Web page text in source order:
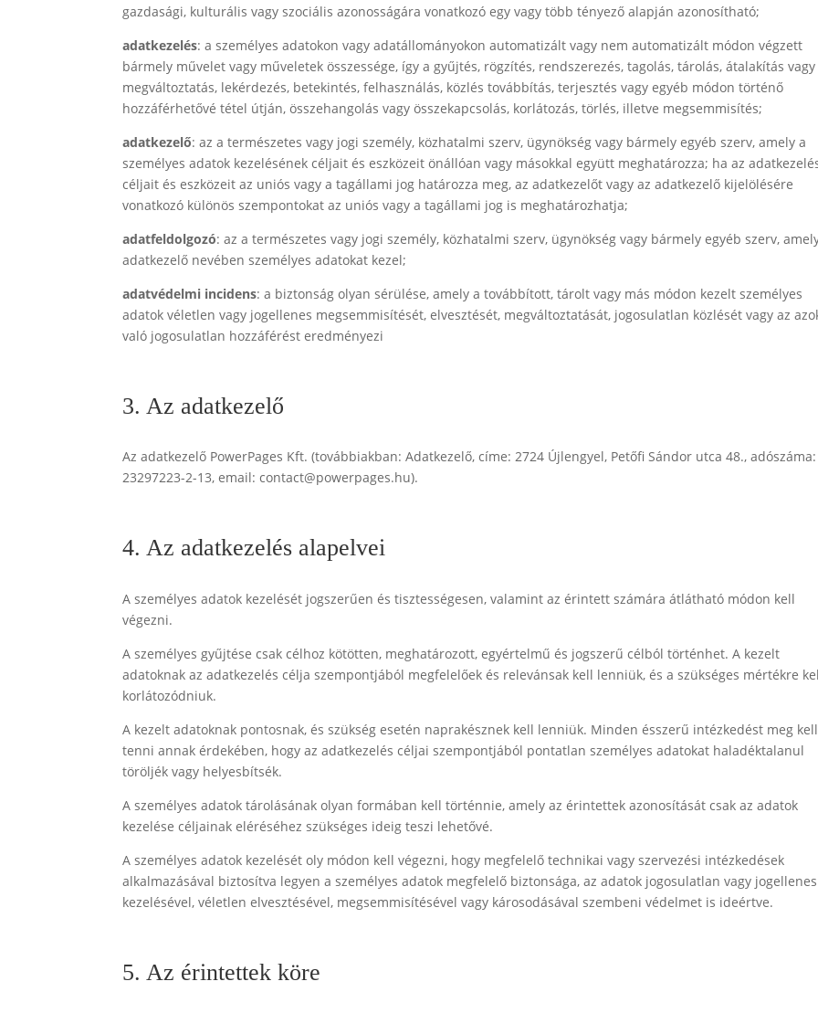
gazdasági, kulturális vagy szociális azonosságára vonatkozó egy vagy több tényező alapján azonosítható;
adatkezelés: a személyes adatokon vagy adatállományokon automatizált vagy nem automatizált módon végzett
bármely művelet vagy műveletek összessége, így a gyűjtés, rögzítés, rendszerezés, tagolás, tárolás, átalakítás vagy
megváltoztatás, lekérdezés, betekintés, felhasználás, közlés továbbítás, terjesztés vagy egyéb módon történő
hozzáférhetővé tétel útján, összehangolás vagy összekapcsolás, korlátozás, törlés, illetve megsemmisítés;
adatkezelő: az a természetes vagy jogi személy, közhatalmi szerv, ügynökség vagy bármely egyéb szerv, amely a
személyes adatok kezelésének céljait és eszközeit önállóan vagy másokkal együtt meghatározza; ha az
céljait és eszközeit az uniós vagy a tagállami jog határozza meg, az adatkezelőt vagy az adatkezelő kijelölésére
vonatkozó különös szempontokat az uniós vagy a tagállami jog is meghatározhatja;
adatfeldolgozó: az a természetes vagy jogi személy, közhatalmi szerv, ügynökség vagy bármely egyéb szerv,
adatkezelő nevében személyes adatokat kezel;
adatvédelmi incidens: a biztonság olyan sérülése, amely a továbbított, tárolt vagy más módon kezelt személyes
adatok véletlen vagy jogellenes megsemmisítését, elvesztését, megváltoztatását, jogosulatlan közlését vagy az
való jogosulatlan hozzáférést eredményezi
3. Az adatkezelő
Az adatkezelő PowerPages Kft. (továbbiakban: Adatkezelő, címe: 2724 Újlengyel, Petőfi Sándor utca 48., adószáma:
23297223-2-13, email: contact@powerpages.hu).
4. Az adatkezelés alapelvei
A személyes adatok kezelését jogszerűen és tisztességesen, valamint az érintett számára átlátható módon kell
végezni.
A személyes gyűjtése csak célhoz kötötten, meghatározott, egyértelmű és jogszerű célból történhet. A kezelt
adatoknak az adatkezelés célja szempontjából megfelelőek és relevánsak kell lenniük, és a szükséges mértékre
korlátozódniuk.
A kezelt adatoknak pontosnak, és szükség esetén naprakésznek kell lenniük. Minden ésszerű intézkedést meg kell
tenni annak érdekében, hogy az adatkezelés céljai szempontjából pontatlan személyes adatokat haladéktalanul
töröljék vagy helyesbítsék.
A személyes adatok tárolásának olyan formában kell történnie, amely az érintettek azonosítását csak az adatok
kezelése céljainak eléréséhez szükséges ideig teszi lehetővé.
A személyes adatok kezelését oly módon kell végezni, hogy megfelelő technikai vagy szervezési intézkedések
alkalmazásával biztosítva legyen a személyes adatok megfelelő biztonsága, az adatok jogosulatlan vagy jogellenes
kezelésével, véletlen elvesztésével, megsemmisítésével vagy károsodásával szembeni védelmet is ideértve.
5. Az érintettek köre